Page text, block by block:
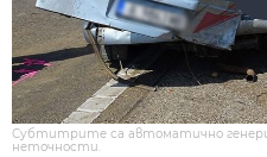
Субтитрите са автоматично
неточности.